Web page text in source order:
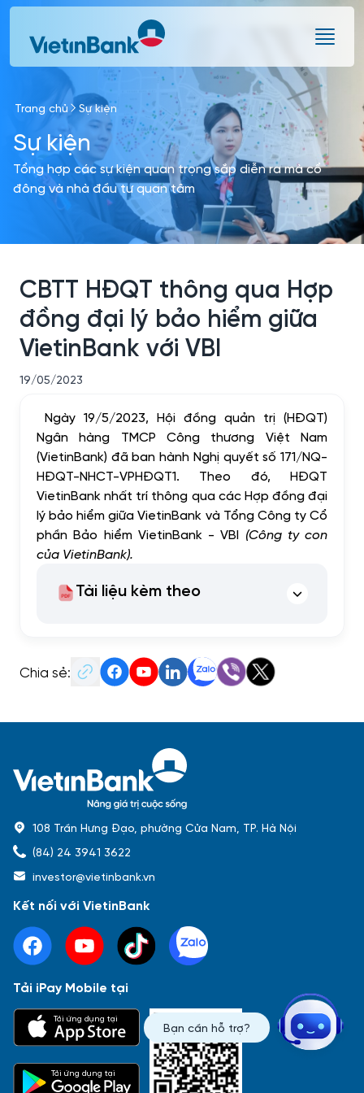
Skip to Main Content
Báo cáo tài chính Thông tin giao dịch
Sự kiện
Trang chủ Sự kiện
Sự kiện
Tổng hợp các sự kiện quan trọng sắp diễn ra mà cổ
đông và nhà đầu tư quan tâm
CBTT HĐQT thông qua Hợp
đồng đại lý bảo hiểm giữa
VietinBank với VBI
19/05/2023
Ngày 19/5/2023, Hội đồng quản trị (HĐQT)
Ngân hàng TMCP Công thương Việt Nam
(VietinBank) đã ban hành Nghị quyết số 171/NQ-
HĐQT-NHCT-VPHĐQT1. Theo đó, HĐQT
VietinBank nhất trí thông qua các Hợp đồng đại
lý bảo hiểm giữa VietinBank và Tổng Công ty Cổ
phần Bảo hiểm VietinBank - VBI (Công ty con
của VietinBank).
Tài liệu kèm theo
Chia sẻ:
Bạn cần hỗ trợ?
108 Trần Hưng Đạo, phường Cửa Nam, TP. Hà Nội
(84) 24 3941 3622
investor@vietinbank.vn
Kết nối với VietinBank
Tải iPay Mobile tại
Tải ứng dụng tại
Tải ứng dụng tại